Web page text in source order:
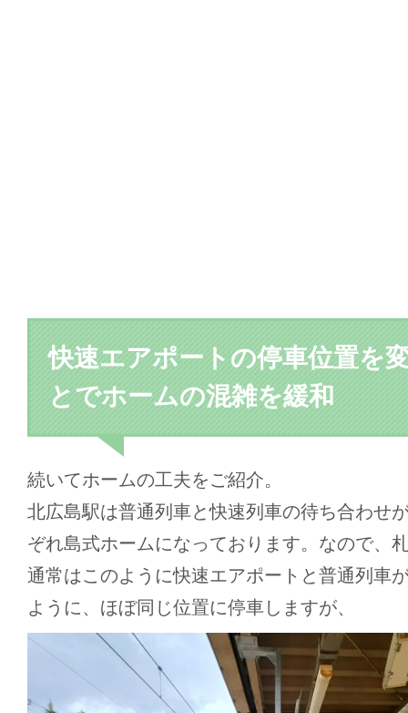
快速エアポートの停車位置を
とでホームの混雑を緩和
続いてホームの工夫をご紹介。
北広島駅は普通列車と快速列車の待ち合わせ
ぞれ島式ホームになっております。なので、
通常はこのように快速エアポートと普通列車
ように、ほぼ同じ位置に停車しますが、